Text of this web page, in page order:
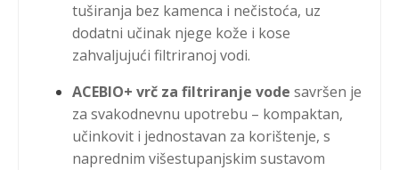
tuširanja bez kamenca i nečistoća, uz
dodatni učinak njege kože i kose
zahvaljujući filtriranoj vodi.
ACEBIO+ vrč za filtriranje vode savršen je
za svakodnevnu upotrebu – kompaktan,
učinkovit i jednostavan za korištenje, s
naprednim višestupanjskim sustavom